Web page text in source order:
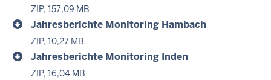
ZIP, 157,09 MB
Jahresberichte Monitoring Hambach
ZIP, 10,27 MB
Jahresberichte Monitoring Inden
ZIP, 16,04 MB